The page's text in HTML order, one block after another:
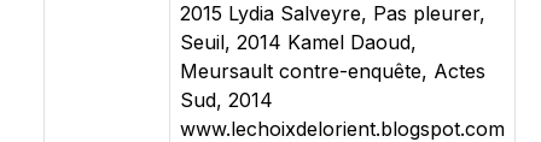
2015 Lydia Salveyre, Pas pleurer,
Seuil, 2014 Kamel Daoud,
Meursault contre-enquête, Actes
Sud, 2014
www.lechoixdelorient.blogspot.com